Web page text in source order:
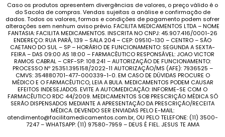
Caso os produtos apresentem divergências de valores, o preço válido é o
do Sacola de compras. Vendas sujeitas a análise e confirmação de
dados. Todos os valores, formas e condições de pagamento podem sofrer
alterações sem nenhum aviso prévio. FACILITA MEDICAMENTOS LTDA – NOME
FANTASIA: FACILITA MEDICAMENTOS. INSCRITA NO CNPJ: 45.907.416/0001-26
ENDEREÇO: RUA PARÁ, 139 – SALA 204 – CEP: 09510-130 – CENTRO – SÃO
CAETANO DO SUL – SP – HORÁRIO DE FUNCIONAMENTO: SEGUNDA A SEXTA-
FEIRA – DAS 09:00 AS 18:00 – FARMACÊUTICO RESPONSÁVEL: JOAO VICTOR
RAMOS CABRAL – CRF-SP: 108.241 – AUTORIZAÇÃO DE FUNCIONAMENTO:
PROCESSO Nº 25351.395158/2022-11 AUTORIZAÇÃO/MS (AFE): 7936525 –
CMVS: 354880701-477-000339-1-0. EM CASO DE DÚVIDAS PROCURE O
MÉDICO E O FARMACÊUTICO, LEIA A BULA. MEDICAMENTOS PODEM CAUSAR
EFEITOS INDESEJADOS. EVITE A AUTOMEDICAÇÃO: INFORME-SE COM O
FARMACÊUTICO RDC 44/2009. MEDICAMENTOS SOB PRESCRIÇÃO MÉDICA SÓ
SERÃO DISPENSADOS MEDIANTE A APRESENTAÇÃO DA PRESCRIÇÃO/RECEITA
MÉDICA. DEVENDO SER ENVIADAS PELO E-MAIL:
atendimento@facilitamedicamentos.com.br, OU PELO TELEFONE: (11) 3500-
7247 – WHATSAPP: (11) 97580-7959 – DEUS É FIEL. JESUS TE AMA